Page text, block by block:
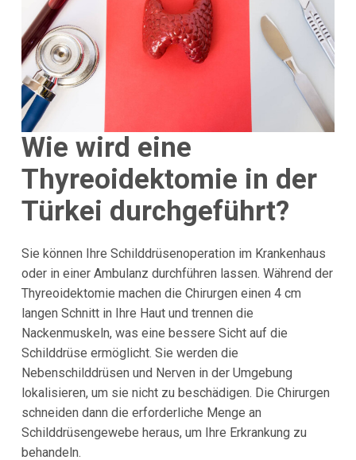
Wie wird eine
Thyreoidektomie in der
Türkei durchgeführt?
Sie können Ihre Schilddrüsenoperation im Krankenhaus
oder in einer Ambulanz durchführen lassen. Während der
Thyreoidektomie machen die Chirurgen einen 4 cm
langen Schnitt in Ihre Haut und trennen die
Nackenmuskeln, was eine bessere Sicht auf die
Schilddrüse ermöglicht. Sie werden die
Nebenschilddrüsen und Nerven in der Umgebung
lokalisieren, um sie nicht zu beschädigen. Die Chirurgen
schneiden dann die erforderliche Menge an
Schilddrüsengewebe heraus, um Ihre Erkrankung zu
behandeln.